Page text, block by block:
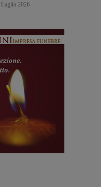
Luglio 2026